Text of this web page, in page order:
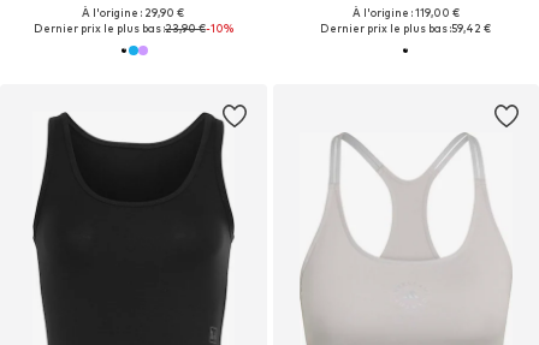
À l'origine : 29,90 €
Dernier prix le plus bas :23,90 €-10%
À l'origine : 119,00 €
Dernier prix le plus bas :59,42 €